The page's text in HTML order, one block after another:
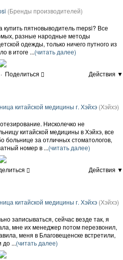
(Бренды производителей)
пятновыводитель mepsi? Все
разные народные методы
одежды, только ничего путного из
в итоге ...(читать далее)
· Поделиться Действия ▼
китайской медицины г. Хэйхэ (Хэйхэ)
Нисколечко не
китайской медицины в Хэйхэ, все
за отличных стоматологов,
номер в ...(читать далее)
Действия ▼
китайской медицины г. Хэйхэ (Хэйхэ)
записываться, сейчас везде так, я
мне их менеджер потом перезвонил,
меня в Благовещенске встретили,
до ...(читать далее)